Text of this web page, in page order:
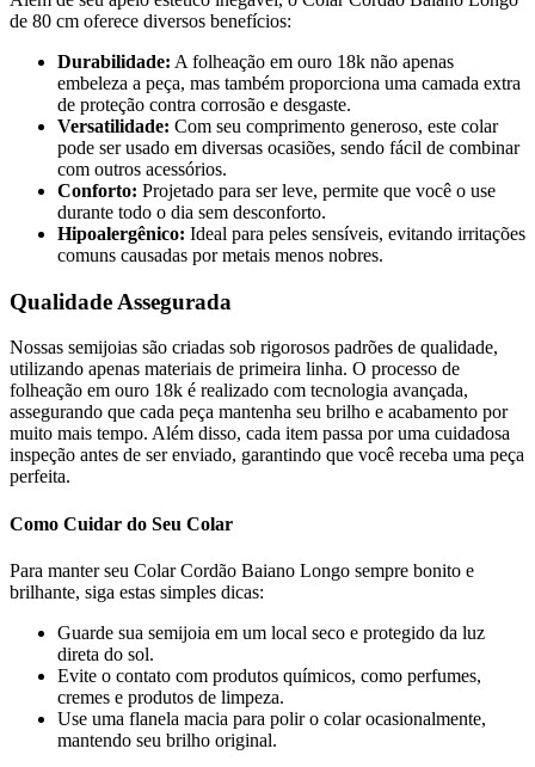
de 80 cm oferece diversos benefícios:
Durabilidade: A folheação em ouro 18k não apenas
embeleza a peça, mas também proporciona uma camada extra
de proteção contra corrosão e desgaste.
Versatilidade: Com seu comprimento generoso, este colar
pode ser usado em diversas ocasiões, sendo fácil de combinar
com outros acessórios.
Conforto: Projetado para ser leve, permite que você o use
durante todo o dia sem desconforto.
Hipoalergênico: Ideal para peles sensíveis, evitando irritações
comuns causadas por metais menos nobres.
Qualidade Assegurada
Nossas semijoias são criadas sob rigorosos padrões de qualidade,
utilizando apenas materiais de primeira linha. O processo de
folheação em ouro 18k é realizado com tecnologia avançada,
assegurando que cada peça mantenha seu brilho e acabamento por
muito mais tempo. Além disso, cada item passa por uma cuidadosa
inspeção antes de ser enviado, garantindo que você receba uma peça
perfeita.
Como Cuidar do Seu Colar
Para manter seu Colar Cordão Baiano Longo sempre bonito e
brilhante, siga estas simples dicas:
Guarde sua semijoia em um local seco e protegido da luz
direta do sol.
Evite o contato com produtos químicos, como perfumes,
cremes e produtos de limpeza.
Use uma flanela macia para polir o colar ocasionalmente,
mantendo seu brilho original.